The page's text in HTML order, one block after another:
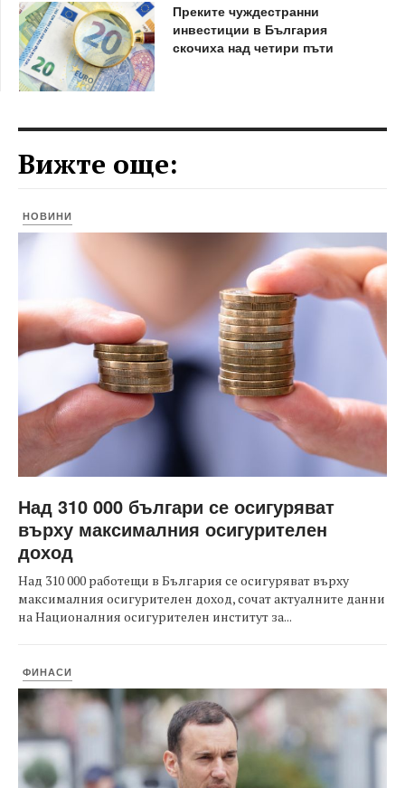
Преките чуждестранни
инвестиции в България
скочиха над четири пъти
Вижте още:
НОВИНИ
Над 310 000 българи се осигуряват
върху максималния осигурителен
доход
Над 310 000 работещи в България се осигуряват върху
максималния осигурителен доход, сочат актуалните данни
на Националния осигурителен институт за...
ФИНАСИ